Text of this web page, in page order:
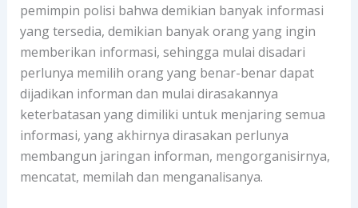
pemimpin polisi bahwa demikian banyak informasi
yang tersedia, demikian banyak orang yang ingin
memberikan informasi, sehingga mulai disadari
perlunya memilih orang yang benar-benar dapat
dijadikan informan dan mulai dirasakannya
keterbatasan yang dimiliki untuk menjaring semua
informasi, yang akhirnya dirasakan perlunya
membangun jaringan informan, mengorganisirnya,
mencatat, memilah dan menganalisanya.